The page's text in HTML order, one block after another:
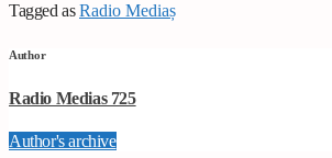
Tagged asRadio Mediaș
Author
Radio Medias 725
Author's archive